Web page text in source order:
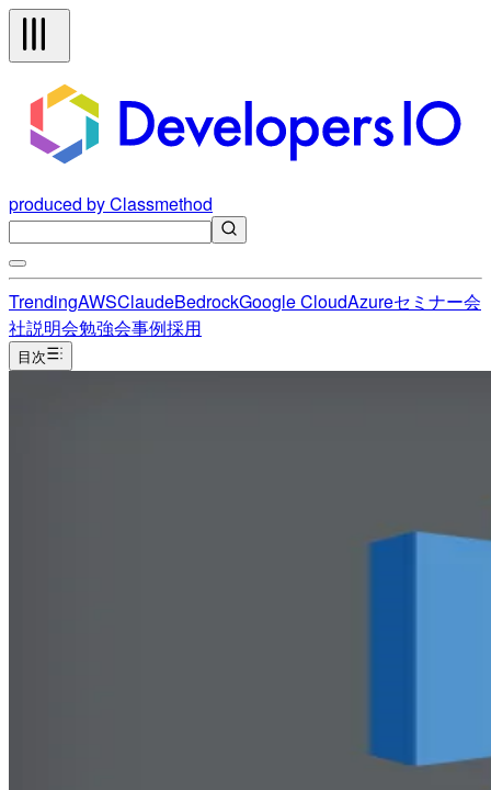
produced by Classmethod
TrendingAWSClaudeBedrockGoogle CloudAzureセミナー会
社説明会勉強会事例採用
目次